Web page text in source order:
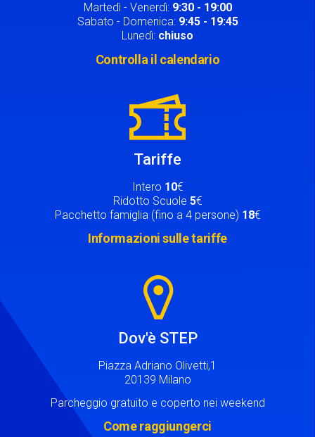
Martedì - Venerdì: 9:30 - 19:00
Sabato - Domenica: 9:45 - 19:45
Lunedì: chiuso
Controlla il calendario
Tariffe
Intero 10€
Ridotto Scuole 5€
Pacchetto famiglia (fino a 4 persone) 18€
Informazioni sulle tariffe
Dov'è STEP
Piazza Adriano Olivetti,1
20139 Milano
Parcheggio gratuito e coperto nei weekend
Come raggiungerci